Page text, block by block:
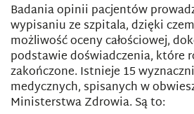
Badania opinii pacjentów
wypisaniu ze szpitala, dzięki
możliwość oceny całościowej,
podstawie doświadczenia, które
zakończone. Istnieje 15
medycznych, spisanych w
Ministerstwa Zdrowia. Są to: